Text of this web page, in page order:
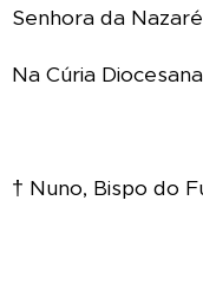
Senhora da
Na Cúria
† Nuno, Bispo do